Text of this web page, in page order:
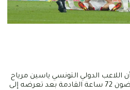
أن اللاعب الدولي التونسي ياسين مرياح
سيعود إلى الإمارات في غضون 72 ساعة القادمة بعد تعرضه إلى